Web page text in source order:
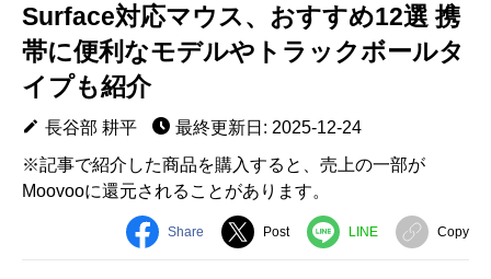
Surface対応マウス、おすすめ12選 携
帯に便利なモデルやトラックボールタ
イプも紹介
長谷部 耕平
最終更新日: 2025-12-24
※記事で紹介した商品を購入すると、売上の一部が
Moovooに還元されることがあります。
Share Post LINE Copy